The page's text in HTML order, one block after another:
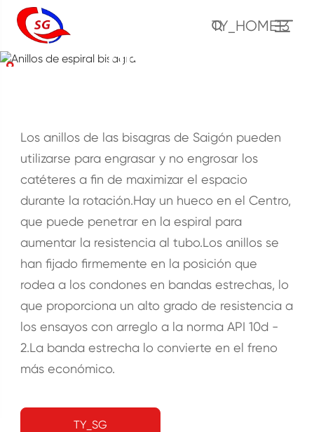
TY_HOME13
Anillos de espiral
bisagra
Los anillos de las bisagras de Saigón pueden
utilizarse para engrasar y no engrosar los
catéteres a fin de maximizar el espacio
durante la rotación.Hay un hueco en el Centro,
que puede penetrar en la espiral para
aumentar la resistencia al tubo.Los anillos se
han fijado firmemente en la posición que
rodea a los condones en bandas estrechas, lo
que proporciona un alto grado de resistencia a
los ensayos con arreglo a la norma API 10d -
2.La banda estrecha lo convierte en el freno
más económico.
TY_SG